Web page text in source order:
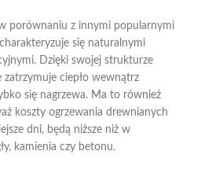
porównaniu z innymi popularnymi
się naturalnymi
Dzięki swojej strukturze
ciepło wewnątrz
się nagrzewa. Ma to również
koszty ogrzewania drewnianych
dni, będą niższe niż w
kamienia czy betonu.